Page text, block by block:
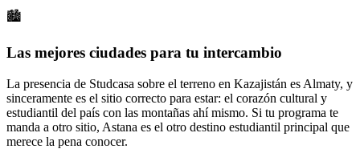
🏙️
Las mejores ciudades para tu intercambio
La presencia de Studcasa sobre el terreno en Kazajistán es Almaty, y
sinceramente es el sitio correcto para estar: el corazón cultural y
estudiantil del país con las montañas ahí mismo. Si tu programa te
manda a otro sitio, Astana es el otro destino estudiantil principal que
merece la pena conocer.